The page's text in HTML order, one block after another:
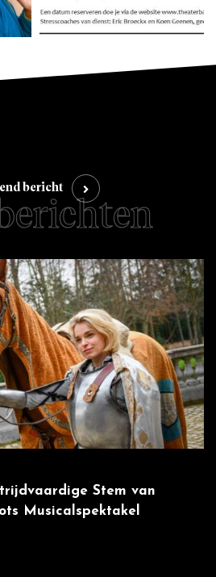
bericht
Stem van
Musicalspektakel